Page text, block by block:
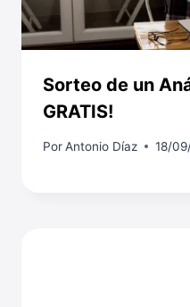
Sorteo de un
GRATIS!
PorAntonio Díaz 18/